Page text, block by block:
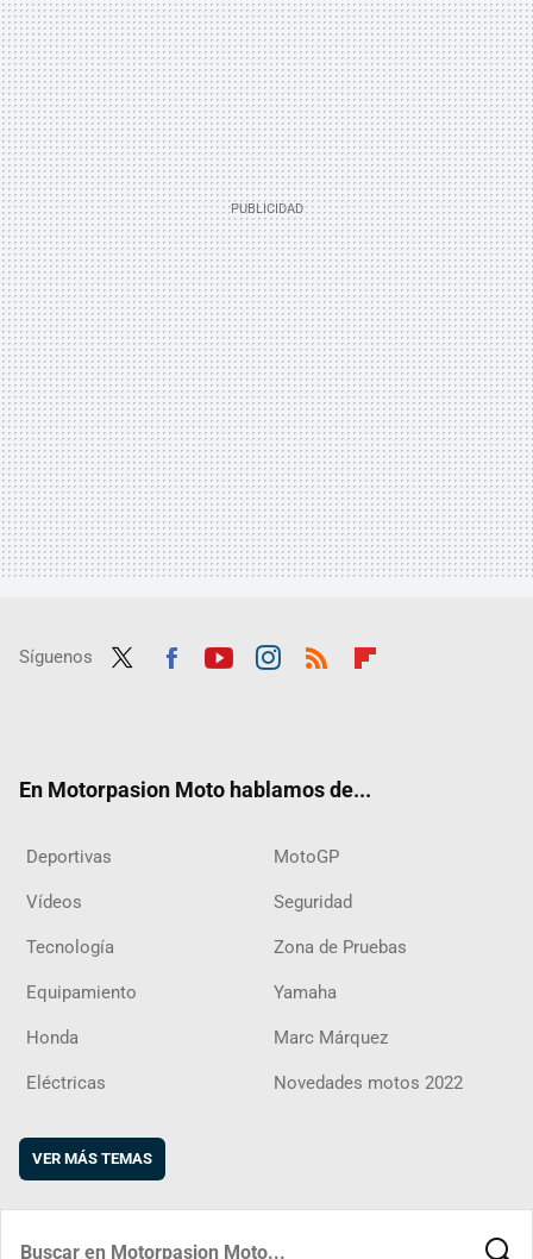
Síguenos
En Motorpasion Moto hablamos de...
Deportivas MotoGP
Vídeos Seguridad
Tecnología Zona de Pruebas
Equipamiento Yamaha
Honda Marc Márquez
Eléctricas Novedades motos 2022
VER MÁS TEMAS